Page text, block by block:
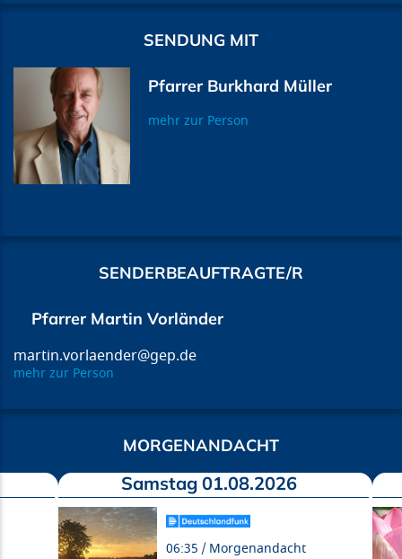
SENDUNG MIT
Pfarrer Burkhard Müller
mehr zur Person
SENDERBEAUFTRAGTE/R
Pfarrer Martin Vorländer
martin.vorlaender@gep.de
mehr zur Person
MORGENANDACHT
Samstag 01.08.2026
06:35 Morgenandacht